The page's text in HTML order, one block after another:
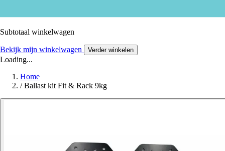
Subtotaal winkelwagen
Bekijk mijn winkelwagen Verder winkelen
Loading...
Home
/ Ballast kit Fit & Rack 9kg